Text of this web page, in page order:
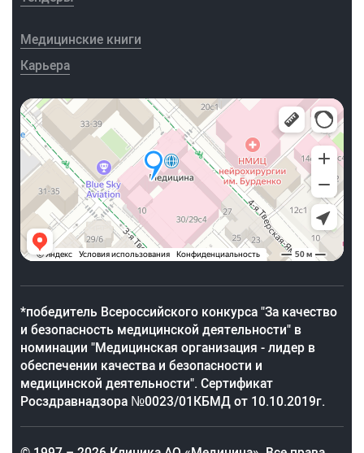
Медицинские книги
Карьера
*победитель Всероссийского конкурса "За качество
и безопасность медицинской деятельности" в
номинации "Медицинская организация - лидер в
обеспечении качества и безопасности и
медицинской деятельности". Сертификат
Росздравнадзора №0023/01КБМД от 10.10.2019г.